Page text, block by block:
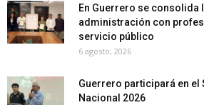
En Guerrero se consolida
administración con
servicio público
6 agosto, 2026
Guerrero participará en el
Nacional 2026